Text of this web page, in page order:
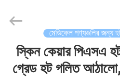
বাড়ি
Adhesive
Products
Reserved.
মেডিকেল পণ্যগুলির জন্য
স্কিন কেয়ার পিএসএ
গ্রেড হট গলিত